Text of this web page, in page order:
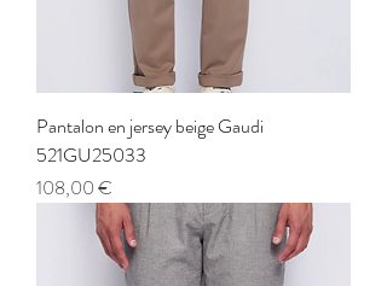
Pantalon en jersey beige Gaudi
521GU25033
Prix
108,00 €